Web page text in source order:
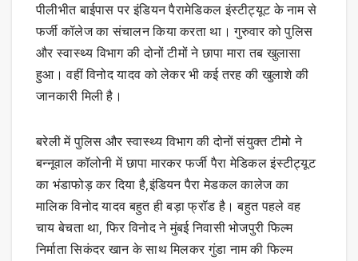
पीलीभीत बाईपास पर इंडियन पैरामेडिकल इंस्टीट्यूट के नाम से
फर्जी कॉलेज का संचालन किया करता था। गुरुवार को पुलिस
और स्वास्थ्य विभाग की दोनों टीमों ने छापा मारा तब खुलासा
हुआ। वहीं विनोद यादव को लेकर भी कई तरह की खुलाशे की
जानकारी मिली है।
बरेली में पुलिस और स्वास्थ्य विभाग की दोनों संयुक्त टीमो ने
बन्नूवाल कॉलोनी में छापा मारकर फर्जी पैरा मेडिकल इंस्टीट्यूट
का भंडाफोड़ कर दिया है,इंडियन पैरा मेडकल कालेज का
मालिक विनोद यादव बहुत ही बड़ा फ्रॉड है। बहुत पहले वह
चाय बेचता था, फिर विनोद ने मुंबई निवासी भोजपुरी फिल्म
निर्माता सिकंदर खान के साथ मिलकर गुंडा नाम की फिल्म